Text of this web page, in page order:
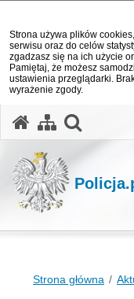
Strona używa plików
serwisu oraz do celów
zgadzasz się na ich użycie
Pamiętaj, że możesz
ustawienia przeglądarki.
wyrażenie zgody.
Strona główna